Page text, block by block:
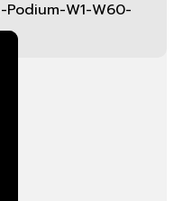
Podium-W1-W60-